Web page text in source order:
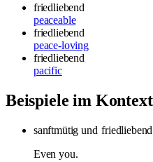
friedliebend
peaceable
friedliebend
peace-loving
friedliebend
pacific
Beispiele im Kontext
sanftmütig und friedliebend
Even you.